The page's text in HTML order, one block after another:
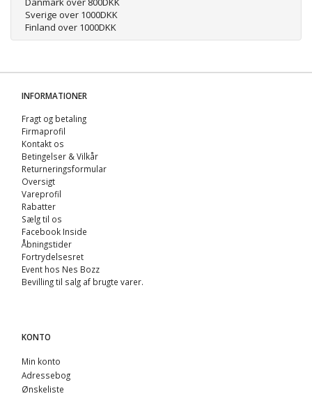
Sverige over 1000DKK
Finland over 1000DKK
INFORMATIONER
Fragt og betaling
Firmaprofil
Kontakt os
Betingelser & Vilkår
Returneringsformular
Oversigt
Vareprofil
Rabatter
Sælg til os
Facebook Inside
Åbningstider
Fortrydelsesret
Event hos Nes Bozz
Bevilling til salg af brugte varer.
KONTO
Min konto
Adressebog
Ønskeliste